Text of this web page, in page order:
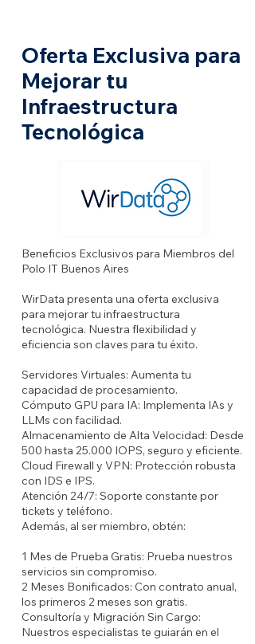
Oferta Exclusiva para
Mejorar tu
Infraestructura
Tecnológica
Beneficios Exclusivos para Miembros del
Polo IT Buenos Aires
WirData presenta una oferta exclusiva
para mejorar tu infraestructura
tecnológica. Nuestra flexibilidad y
eficiencia son claves para tu éxito.
Servidores Virtuales: Aumenta tu
capacidad de procesamiento.
Cómputo GPU para IA: Implementa IAs y
LLMs con facilidad.
Almacenamiento de Alta Velocidad: Desde
500 hasta 25.000 IOPS, seguro y eficiente.
Cloud Firewall y VPN: Protección robusta
con IDS e IPS.
Atención 24/7: Soporte constante por
tickets y teléfono.
Además, al ser miembro, obtén:
1 Mes de Prueba Gratis: Prueba nuestros
servicios sin compromiso.
2 Meses Bonificados: Con contrato anual,
los primeros 2 meses son gratis.
Consultoría y Migración Sin Cargo:
Nuestros especialistas te guiarán en el